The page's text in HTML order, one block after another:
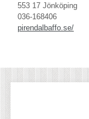
553 17 Jönköping
036-168406
pirendalbaffo.se/